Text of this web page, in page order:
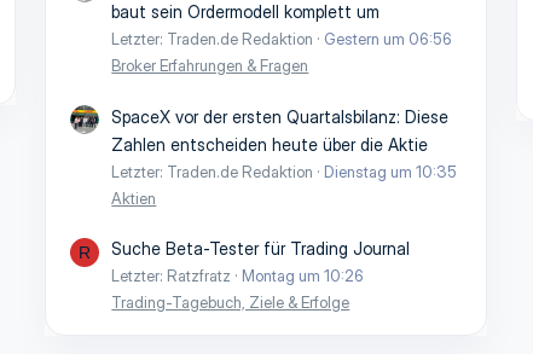
baut sein Ordermodell komplett um
Letzter: Traden.de Redaktion
Gestern um 06:56
Broker Erfahrungen & Fragen
SpaceX vor der ersten Quartalsbilanz: Diese
Zahlen entscheiden heute über die Aktie
Letzter: Traden.de Redaktion
Dienstag um 10:35
Aktien
R Suche Beta-Tester für Trading Journal
Letzter: Ratzfratz
Montag um 10:26
Trading-Tagebuch, Ziele & Erfolge